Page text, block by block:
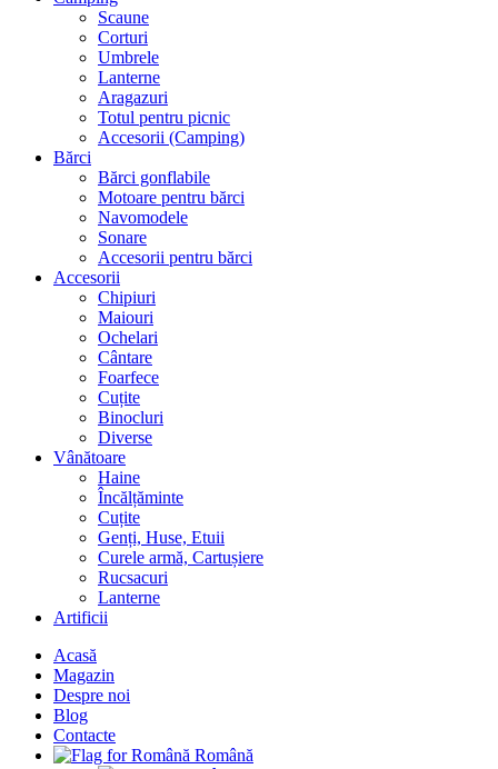
Scaune
Corturi
Umbrele
Lanterne
Aragazuri
Totul pentru picnic
Accesorii (Camping)
Bărci
Bărci gonflabile
Motoare pentru bărci
Navomodele
Sonare
Accesorii pentru bărci
Accesorii
Chipiuri
Maiouri
Ochelari
Cântare
Foarfece
Cuțite
Binocluri
Diverse
Vânătoare
Haine
Încălțăminte
Cuțite
Genți, Huse, Etuii
Curele armă, Cartușiere
Rucsacuri
Lanterne
Artificii
Acasă
Magazin
Despre noi
Blog
Contacte
Română